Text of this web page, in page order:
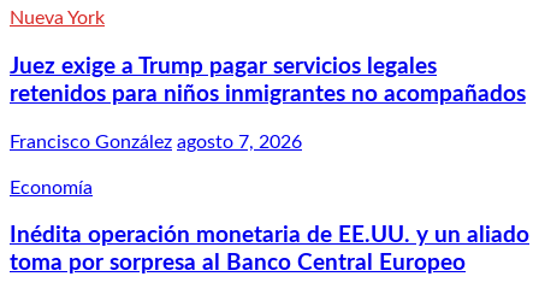
Nueva York
Juez exige a Trump pagar servicios legales
retenidos para niños inmigrantes no acompañados
Francisco González agosto 7, 2026
Economía
Inédita operación monetaria de EE.UU. y un aliado
toma por sorpresa al Banco Central Europeo